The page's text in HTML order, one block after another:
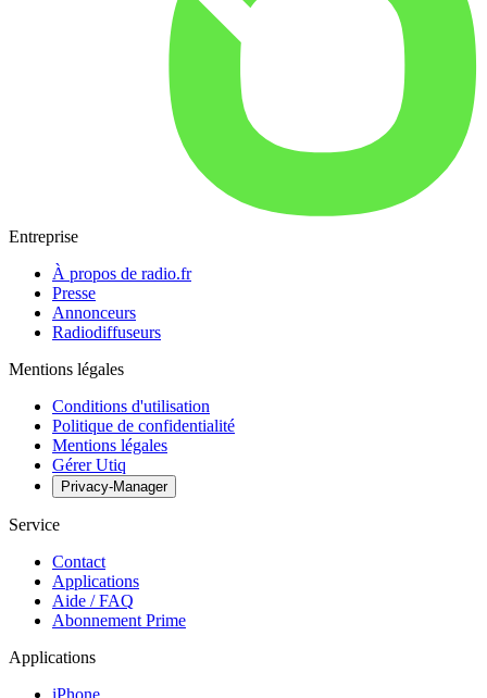
Entreprise
À propos de radio.fr
Presse
Annonceurs
Radiodiffuseurs
Mentions légales
Conditions d'utilisation
Politique de confidentialité
Mentions légales
Gérer Utiq
Privacy-Manager
Service
Contact
Applications
Aide / FAQ
Abonnement Prime
Applications